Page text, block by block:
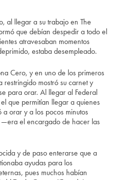
al llegar a su trabajo en The
que debían despedir a todo el
atravesaban momentos
estaba desempleado.
Cero, y en uno de los primeros
mostró su carnet y
para orar. Al llegar al Federal
que permitían llegar a quienes
orar y a los pocos minutos
—era el encargado de hacer las
y de paso enterarse que a
ayudas para los
pues muchos habían